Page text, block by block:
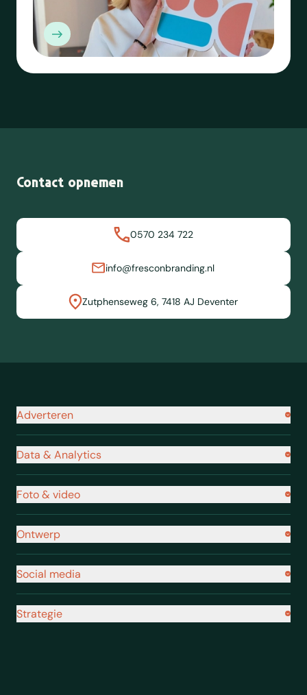
Contact opnemen
0570 234 722
info@fresconbranding.nl
Zutphenseweg 6, 7418 AJ Deventer
Navigatie footer
Adverteren
Data & Analytics
Foto & video
Ontwerp
Social media
Strategie